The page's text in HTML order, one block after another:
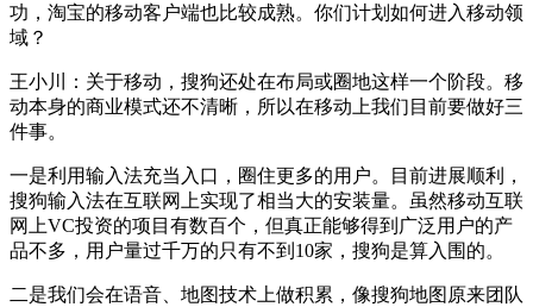
功，淘宝的移动客户端也比较成熟。你们计划如何进入移动领
域？
王小川：关于移动，搜狗还处在布局或圈地这样一个阶段。移
动本身的商业模式还不清晰，所以在移动上我们目前要做好三
件事。
一是利用输入法充当入口，圈住更多的用户。目前进展顺利，
搜狗输入法在互联网上实现了相当大的安装量。虽然移动互联
网上VC投资的项目有数百个，但真正能够得到广泛用户的产
品不多，用户量过千万的只有不到10家，搜狗是算入围的。
二是我们会在语音、地图技术上做积累，像搜狗地图原来团队